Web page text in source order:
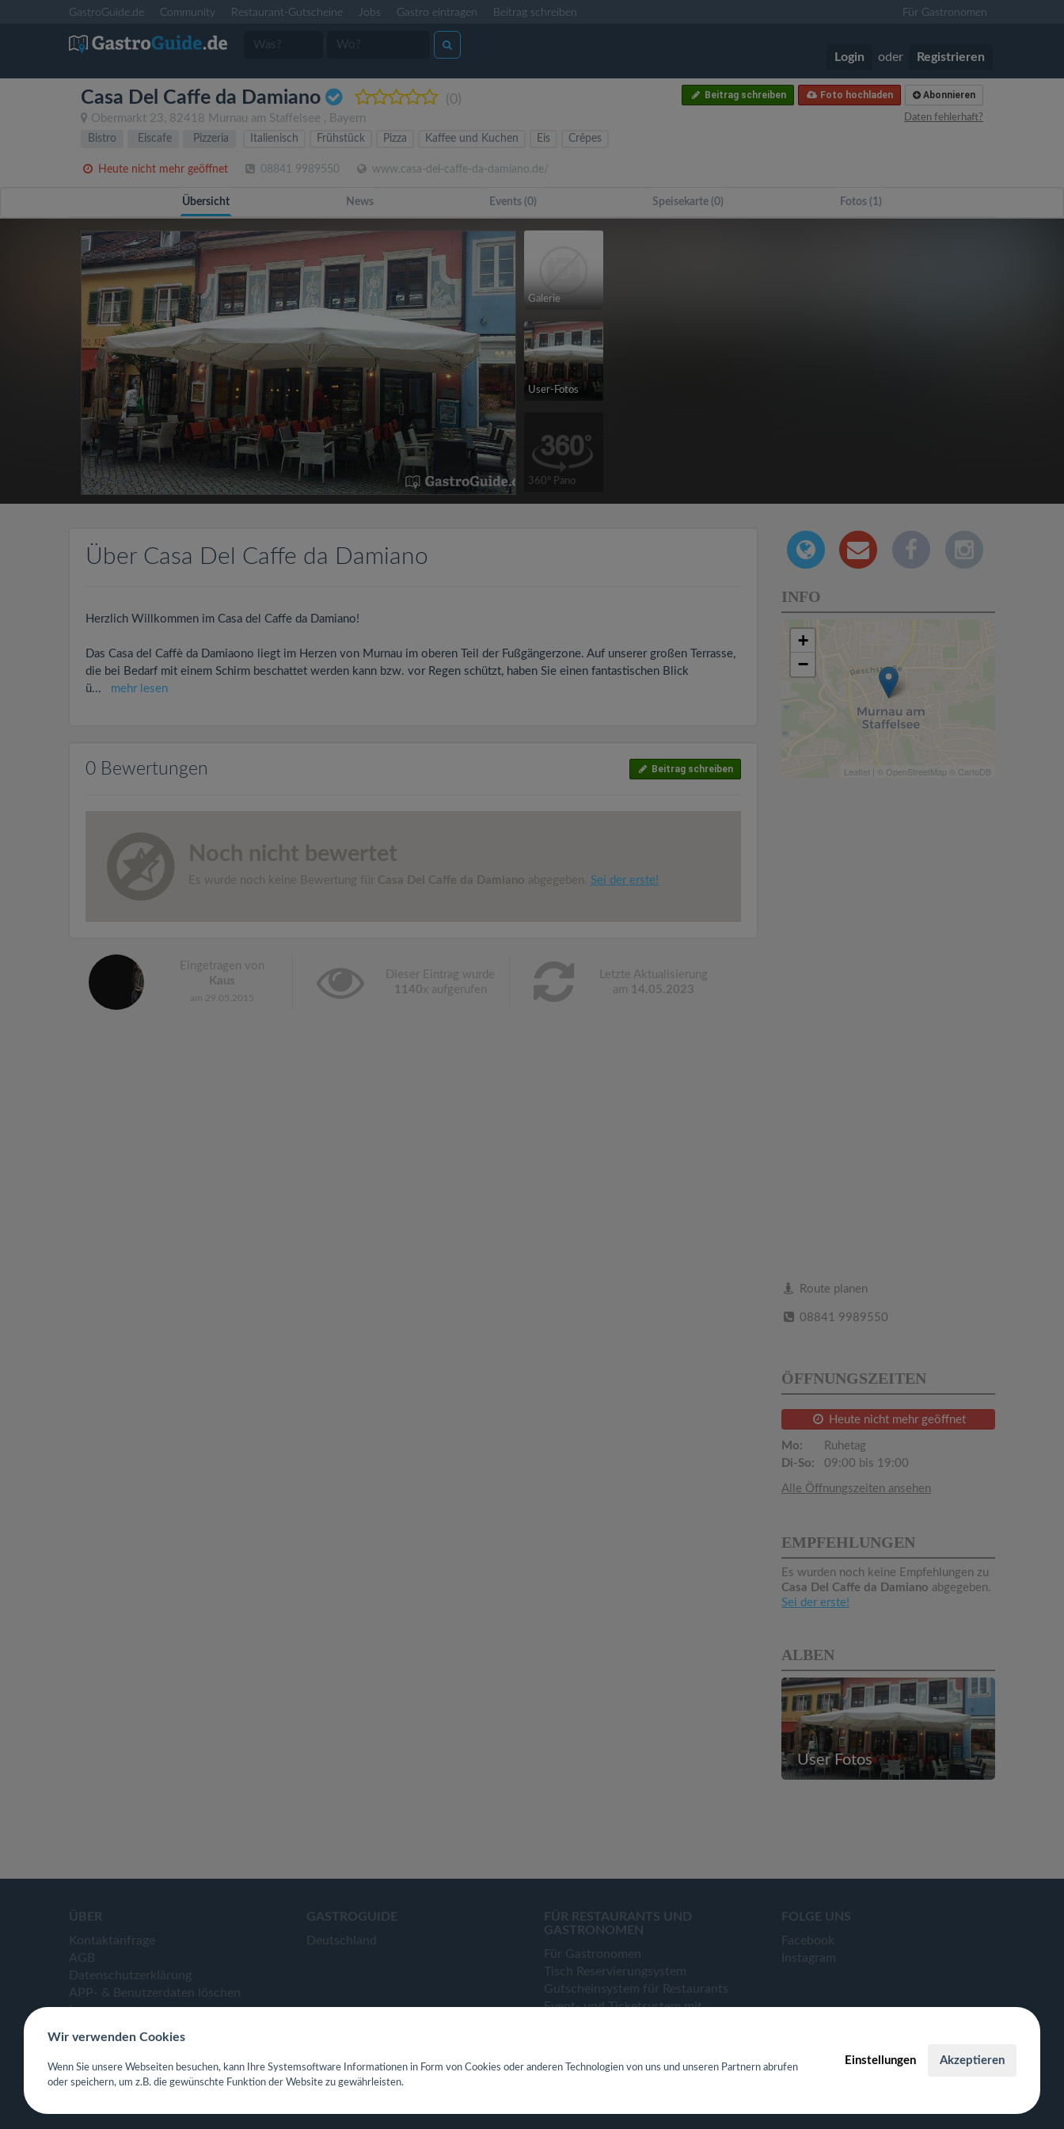
GastroGuide.de Community Restaurant-Gutscheine Jobs Gastro eintragen Beitrag schreiben Für Gastronomen
Login oder Registrieren
Casa Del Caffe da Damiano (0)
Obermarkt 23, 82418 Murnau am Staffelsee , Bayern
Abonnieren
Foto hochladen
Beitrag schreiben
Daten fehlerhaft?
Bistro Eiscafe Pizzeria Italienisch Frühstück Pizza Kaffee und Kuchen Eis Crêpes
Heute nicht mehr geöffnet 08841 9989550 www.casa-del-caffe-da-damiano.de/
Übersicht News Events (0) Speisekarte (0) Fotos (1)
Galerie
User-Fotos
360° Pano
Über Casa Del Caffe da Damiano
Herzlich Willkommen im Casa del Caffe da Damiano!
Das Casa del Caffè da Damiaono liegt im Herzen von Murnau im oberen Teil der Fußgängerzone. Auf unserer großen Terrasse,
die bei Bedarf mit einem Schirm beschattet werden kann bzw. vor Regen schützt, haben Sie einen fantastischen Blick
ü... mehr lesen
0 Bewertungen Beitrag schreiben
Noch nicht bewertet
Es wurde noch keine Bewertung für Casa Del Caffe da Damiano abgegeben. Sei der erste!
Eingetragen von
Kaus
am 29.05.2015
Dieser Eintrag wurde
1140x aufgerufen
Letzte Aktualisierung
am 14.05.2023
INFO
+
−
Leaflet | © OpenStreetMap © CartoDB
Route planen
08841 9989550
ÖFFNUNGSZEITEN
Heute nicht mehr geöffnet
Mo:
Ruhetag
Di-So:
09:00 bis 19:00
Alle Öffnungszeiten ansehen
EMPFEHLUNGEN
Es wurden noch keine Empfehlungen zu
Casa Del Caffe da Damiano abgegeben.
Sei der erste!
ALBEN
User Fotos
ÜBER
Kontaktanfrage
AGB
Datenschutzerklärung
APP- & Benutzerdaten löschen
Impressum
GASTROGUIDE
Deutschland
FÜR RESTAURANTS UND
GASTRONOMEN
Für Gastronomen
Tisch Reservierungsystem
Gutscheinsystem für Restaurants
Event- und Ticketsystem mit
Webseiten für Restaurant
FOLGE UNS
Facebook
Instagram
Wir verwenden Cookies
Wenn Sie unsere Webseiten besuchen, kann Ihre Systemsoftware Informationen in Form von Cookies oder anderen Technologien von uns und unseren Partnern abrufen
oder speichern, um z.B. die gewünschte Funktion der Website zu gewährleisten.
Einstellungen Akzeptieren